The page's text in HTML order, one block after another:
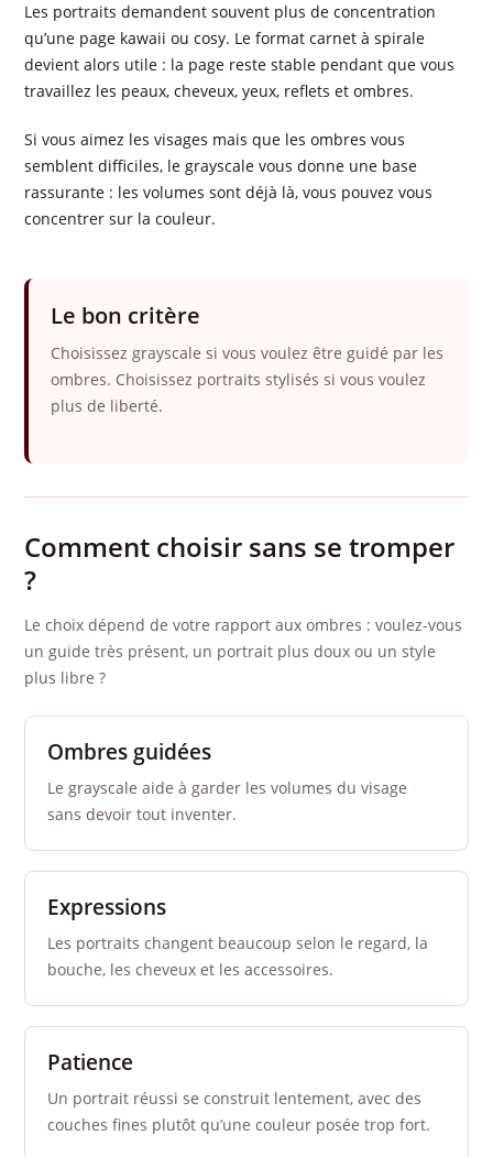
Les portraits demandent souvent plus de concentration
qu’une page kawaii ou cosy. Le format carnet à spirale
devient alors utile : la page reste stable pendant que vous
travaillez les peaux, cheveux, yeux, reflets et ombres.
Si vous aimez les visages mais que les ombres vous
semblent difficiles, le grayscale vous donne une base
rassurante : les volumes sont déjà là, vous pouvez vous
concentrer sur la couleur.
Le bon critère
Choisissez grayscale si vous voulez être guidé par les
ombres. Choisissez portraits stylisés si vous voulez
plus de liberté.
Comment choisir sans se tromper
?
Le choix dépend de votre rapport aux ombres : voulez-vous
un guide très présent, un portrait plus doux ou un style
plus libre ?
Ombres guidées
Le grayscale aide à garder les volumes du visage
sans devoir tout inventer.
Expressions
Les portraits changent beaucoup selon le regard, la
bouche, les cheveux et les accessoires.
Patience
Un portrait réussi se construit lentement, avec des
couches fines plutôt qu’une couleur posée trop fort.